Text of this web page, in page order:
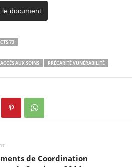
le document
73
ACCÈS AUX SOINS PRÉCARITÉ VUNÉRABILITÉ
de Coordination